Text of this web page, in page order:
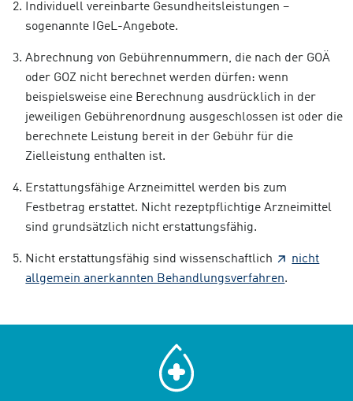
Individuell vereinbarte Gesundheitsleistungen –
sogenannte IGeL-Angebote.
Abrechnung von Gebührennummern, die nach der GOÄ
oder GOZ nicht berechnet werden dürfen: wenn
beispielsweise eine Berechnung ausdrücklich in der
jeweiligen Gebührenordnung ausgeschlossen ist oder die
berechnete Leistung bereit in der Gebühr für die
Zielleistung enthalten ist.
Erstattungsfähige Arzneimittel werden bis zum
Festbetrag erstattet. Nicht rezeptpflichtige Arzneimittel
sind grundsätzlich nicht erstattungsfähig.
Nicht erstattungsfähig sind wissenschaftlich
nicht
allgemein anerkannten Behandlungsverfahren.